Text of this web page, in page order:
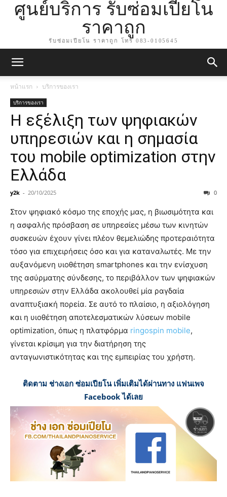
ศูนย์บริการ รับซ่อมเปียโน
ราคาถูก
รับซ่อมเปียโน ราคาถูก โทร 083-0105645
หน้าแรก บริการของเรา
บริการของเรา
Η εξέλιξη των ψηφιακών
υπηρεσιών και η σημασία
του mobile optimization στην
Ελλάδα
y2k - 20/10/2025 0
Στον ψηφιακό κόσμο της εποχής μας, η βιωσιμότητα και
η ασφαλής πρόσβαση σε υπηρεσίες μέσω των κινητών
συσκευών έχουν γίνει πλέον θεμελιώδης προτεραιότητα
τόσο για επιχειρήσεις όσο και για καταναλωτές. Με την
αυξανόμενη υιοθέτηση smartphones και την ενίσχυση
της ασύρματης σύνδεσης, το περιβάλλον των ψηφιακών
υπηρεσιών στην Ελλάδα ακολουθεί μία ραγδαία
αναπτυξιακή πορεία. Σε αυτό το πλαίσιο, η αξιολόγηση
και η υιοθέτηση αποτελεσματικών λύσεων mobile
optimization, όπως η πλατφόρμα ringospin mobile,
γίνεται κρίσιμη για την διατήρηση της
ανταγωνιστικότητας και της εμπειρίας του χρήστη.
ติดตาม ช่างเอก ซ่อมเปียโน เพิ่มเติมได้ผ่านทาง แฟนเพจ
Facebook ได้เลย